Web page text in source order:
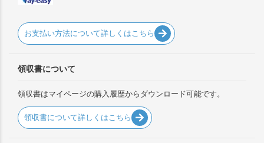
お支払い方法について詳しくはこちら
領収書について
領収書はマイページの購入履歴からダウンロード可能です。
領収書について詳しくはこちら